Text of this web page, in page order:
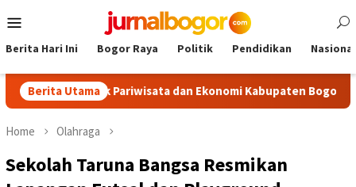
to
Menu
Berita Hari Ini Bogor Raya Politik Pendidikan Nasional
Berita Utama
Pariwisata dan Ekonomi Kabupaten Bogor Tour
Home Olahraga
Sekolah Taruna Bangsa Resmikan